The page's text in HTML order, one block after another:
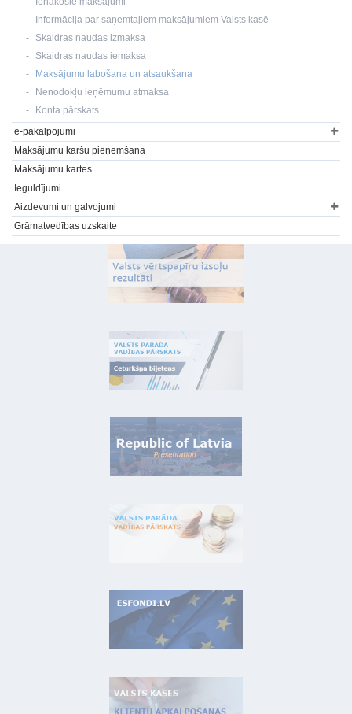
Informācija par saņemtajiem maksājumiem Valsts kasē
Skaidras naudas izmaksa
Skaidras naudas iemaksa
Maksājumu labošana un atsaukšana
Nenodokļu ieņēmumu atmaksa
Konta pārskats
e-pakalpojumi
Maksājumu karšu pieņemšana
Maksājumu kartes
Ieguldījumi
Aizdevumi un galvojumi
Grāmatvedības uzskaite